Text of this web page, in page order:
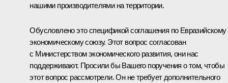
нашими производителями на территории.
Обусловлено это спецификой соглашения по Евразийскому
экономическому союзу. Этот вопрос согласован
с Министерством экономического развития, они нас
поддерживают. Просили бы Вашего поручения о том, чтобы
этот вопрос рассмотрели. Он не требует дополнительного